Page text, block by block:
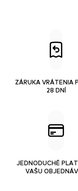
ZÁRUKA VRÁTENIA
28 DNÍ
JEDNODUCHÉ
VAŠU